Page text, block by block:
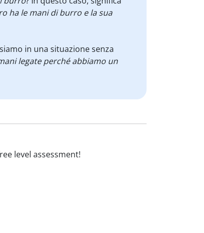
ha le mani di burro e la sua
in una situazione senza
legate perché abbiamo un
level assessment!